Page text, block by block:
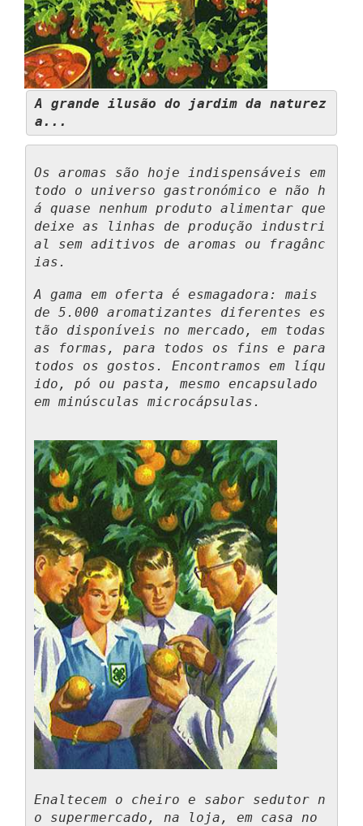
A grande ilusão do jardim da naturez
a...
Os aromas são hoje indispensáveis em
todo o universo gastronómico e não h
á quase nenhum produto alimentar que
deixe as linhas de produção industri
al sem aditivos de aromas ou fragânc
ias.
A gama em oferta é esmagadora: mais
de 5.000 aromatizantes diferentes es
tão disponíveis no mercado, em todas
as formas, para todos os fins e para
todos os gostos. Encontramos em líqu
ido, pó ou pasta, mesmo encapsulado
Enaltecem o cheiro e sabor sedutor n
o supermercado, na loja, em casa no